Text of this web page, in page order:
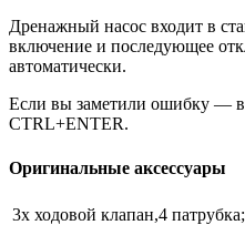
Дренажный насос входит в
включение и последующее
автоматически.
Если вы заметили ошибку —
CTRL+ENTER.
Оригинальные аксессуары
3х ходовой клапан,4